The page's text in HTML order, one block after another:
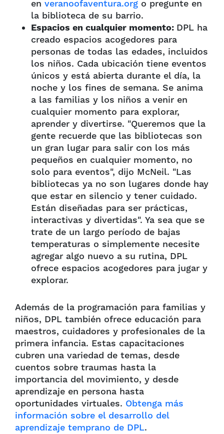
en veranoofaventura.org o pregunte en
la biblioteca de su barrio.
Espacios en cualquier momento: DPL ha
creado espacios acogedores para
personas de todas las edades, incluidos
los niños. Cada ubicación tiene eventos
únicos y está abierta durante el día, la
noche y los fines de semana. Se anima
a las familias y los niños a venir en
cualquier momento para explorar,
aprender y divertirse. "Queremos que la
gente recuerde que las bibliotecas son
un gran lugar para salir con los más
pequeños en cualquier momento, no
solo para eventos", dijo McNeil. "Las
bibliotecas ya no son lugares donde hay
que estar en silencio y tener cuidado.
Están diseñadas para ser prácticas,
interactivas y divertidas". Ya sea que se
trate de un largo período de bajas
temperaturas o simplemente necesite
agregar algo nuevo a su rutina, DPL
ofrece espacios acogedores para jugar y
explorar.
Además de la programación para familias y
niños, DPL también ofrece educación para
maestros, cuidadores y profesionales de la
primera infancia. Estas capacitaciones
cubren una variedad de temas, desde
cuentos sobre traumas hasta la
importancia del movimiento, y desde
aprendizaje en persona hasta
oportunidades virtuales. Obtenga más
información sobre el desarrollo del
aprendizaje temprano de DPL.